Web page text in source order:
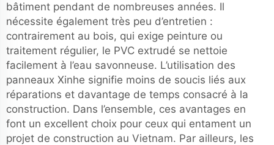
bâtiment pendant de nombreuses années. Il
nécessite également très peu d’entretien :
contrairement au bois, qui exige peinture ou
traitement régulier, le PVC extrudé se nettoie
facilement à l’eau savonneuse. L’utilisation des
panneaux Xinhe signifie moins de soucis liés aux
réparations et davantage de temps consacré à la
construction. Dans l’ensemble, ces avantages en
font un excellent choix pour ceux qui entament un
projet de construction au Vietnam. Par ailleurs, les